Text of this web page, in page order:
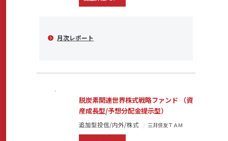
月次レポート
脱炭素関連世界株式戦略ファンド （資
産成長型/予想分配金提示型）
追加型投信/内外/株式 三井住友ＴＡＭ